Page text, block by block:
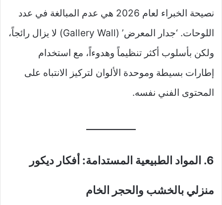
نصيحة الخبراء لعام 2026 هي عدم المبالغة في عدد
اللوحات. ‘جدار المعرض’ (Gallery Wall) لا يزال رائجاً،
ولكن بأسلوب أكثر تنظيماً وهدوءاً، مع استخدام
إطارات بسيطة وموحدة الألوان لتركيز الانتباه على
المحتوى الفني نفسه.
6. المواد الطبيعية المستدامة: أفكار ديكور
منزلي بالخشب والحجر الخام